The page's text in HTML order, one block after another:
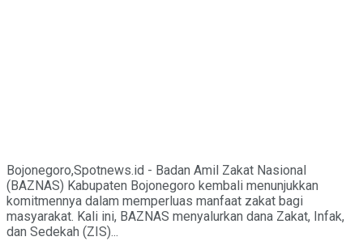
Bojonegoro,Spotnews.id - Badan Amil Zakat Nasional
(BAZNAS) Kabupaten Bojonegoro kembali menunjukkan
komitmennya dalam memperluas manfaat zakat bagi
masyarakat. Kali ini, BAZNAS menyalurkan dana Zakat, Infak,
dan Sedekah (ZIS)...